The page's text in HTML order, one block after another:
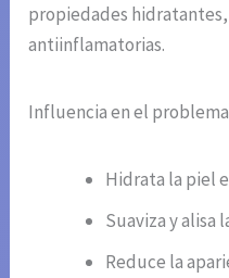
propiedades
antiinflamatorias.
Influencia en el
Hidrata la piel
Suaviza y alisa
Reduce la